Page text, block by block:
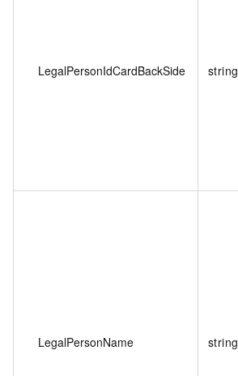
LegalPersonIdCardBackSide string
LegalPersonName string